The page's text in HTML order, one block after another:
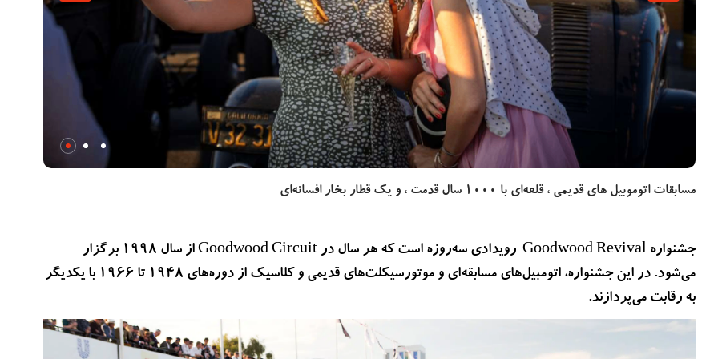
مسابقات اتوموبیل های قدیمی ، قلعه‌ای با ۱۰۰۰ سال قدمت ، و یک قطار بخار افسانه‌ای
جشنواره Goodwood Revival رویدادی سه‌روزه است که هر سال در Goodwood Circuit از سال 1998 برگزار
می‌شود. در این جشنواره، اتومبیل‌های مسابقه‌ای و موتورسیکلت‌های قدیمی و کلاسیک از دوره‌های 1948 تا 1966 با یکدیگر
به رقابت می‌پردازند.
بیشتر بخوانید
دزدیده شدن اطلاعات بیماران NHS انگلستان در حمله
سایبری تایید شد
2 سال پیش